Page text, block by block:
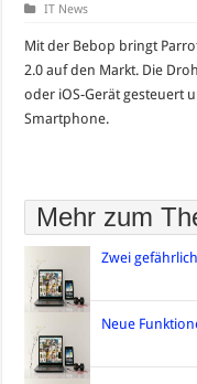
IT News
Mit der Bebop bringt
2.0 auf den Markt. Die
oder iOS-Gerät gesteuert
Smartphone.
Mehr zum
Zwei
Neue